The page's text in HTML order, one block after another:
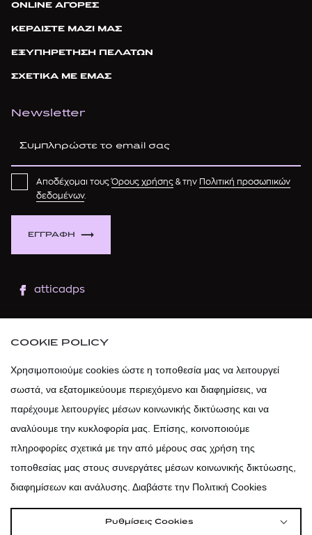
ONLINE ΑΓΟΡΕΣ
ΚΕΡΔΙΣΤΕ ΜΑΖΙ ΜΑΣ
ΕΞΥΠΗΡΕΤΗΣΗ ΠΕΛΑΤΩΝ
ΣΧΕΤΙΚΑ ΜΕ ΕΜΑΣ
Newsletter
ΕΓΓΡΑΦΗ
Αποδέχομαι τουςΌρους χρήσης & την
Πολιτική προσωπικών
δεδομένων.
atticadps
atticadps
COOKIE POLICY
Χρησιμοποιούμε cookies ώστε η τοποθεσία μας να λειτουργεί
σωστά, να εξατομικεύουμε περιεχόμενο και διαφημίσεις, να
παρέχουμε λειτουργίες μέσων κοινωνικής δικτύωσης και να
αναλύουμε την κυκλοφορία μας. Επίσης, κοινοποιούμε
πληροφορίες σχετικά με την από μέρους σας χρήση της
τοποθεσίας μας στους συνεργάτες μέσων κοινωνικής δικτύωσης,
διαφημίσεων και ανάλυσης. Διαβάστε την Πολιτική Cookies
Ρυθμίσεις Cookies